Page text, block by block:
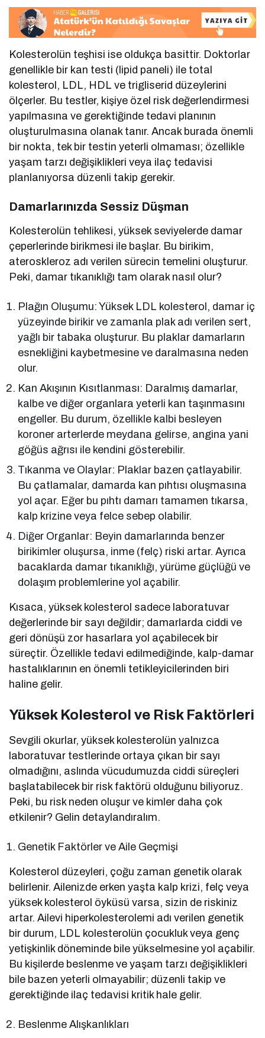
Kolesterolün teşhisi ise oldukça basittir. Doktorlar
genellikle bir kan testi (lipid paneli) ile total
kolesterol, LDL, HDL ve trigliserid düzeylerini
ölçerler. Bu testler, kişiye özel risk değerlendirmesi
yapılmasına ve gerektiğinde tedavi planının
oluşturulmasına olanak tanır. Ancak burada önemli
bir nokta, tek bir testin yeterli olmaması; özellikle
yaşam tarzı değişiklikleri veya ilaç tedavisi
planlanıyorsa düzenli takip gerekir.
Damarlarınızda Sessiz Düşman
Kolesterolün tehlikesi, yüksek seviyelerde damar
çeperlerinde birikmesi ile başlar. Bu birikim,
ateroskleroz adı verilen sürecin temelini oluşturur.
Peki, damar tıkanıklığı tam olarak nasıl olur?
Plağın Oluşumu: Yüksek LDL kolesterol, damar iç
yüzeyinde birikir ve zamanla plak adı verilen sert,
yağlı bir tabaka oluşturur. Bu plaklar damarların
esnekliğini kaybetmesine ve daralmasına neden
olur.
Kan Akışının Kısıtlanması: Daralmış damarlar,
kalbe ve diğer organlara yeterli kan taşınmasını
engeller. Bu durum, özellikle kalbi besleyen
koroner arterlerde meydana gelirse, angina yani
göğüs ağrısı ile kendini gösterebilir.
Tıkanma ve Olaylar: Plaklar bazen çatlayabilir.
Bu çatlamalar, damarda kan pıhtısı oluşmasına
yol açar. Eğer bu pıhtı damarı tamamen tıkarsa,
kalp krizine veya felce sebep olabilir.
Diğer Organlar: Beyin damarlarında benzer
birikimler oluşursa, inme (felç) riski artar. Ayrıca
bacaklarda damar tıkanıklığı, yürüme güçlüğü ve
dolaşım problemlerine yol açabilir.
Kısaca, yüksek kolesterol sadece laboratuvar
değerlerinde bir sayı değildir; damarlarda ciddi ve
geri dönüşü zor hasarlara yol açabilecek bir
süreçtir. Özellikle tedavi edilmediğinde, kalp-damar
hastalıklarının en önemli tetikleyicilerinden biri
haline gelir.
Yüksek Kolesterol ve Risk Faktörleri
Sevgili okurlar, yüksek kolesterolün yalnızca
laboratuvar testlerinde ortaya çıkan bir sayı
olmadığını, aslında vücudumuzda ciddi süreçleri
başlatabilecek bir risk faktörü olduğunu biliyoruz.
Peki, bu risk neden oluşur ve kimler daha çok
etkilenir? Gelin detaylandıralım.
Genetik Faktörler ve Aile Geçmişi
Kolesterol düzeyleri, çoğu zaman genetik olarak
belirlenir. Ailenizde erken yaşta kalp krizi, felç veya
yüksek kolesterol öyküsü varsa, sizin de riskiniz
artar. Ailevi hiperkolesterolemi adı verilen genetik
bir durum, LDL kolesterolün çocukluk veya genç
yetişkinlik döneminde bile yükselmesine yol açabilir.
Bu kişilerde beslenme ve yaşam tarzı değişiklikleri
bile bazen yeterli olmayabilir; düzenli takip ve
gerektiğinde ilaç tedavisi kritik hale gelir.
Beslenme Alışkanlıkları